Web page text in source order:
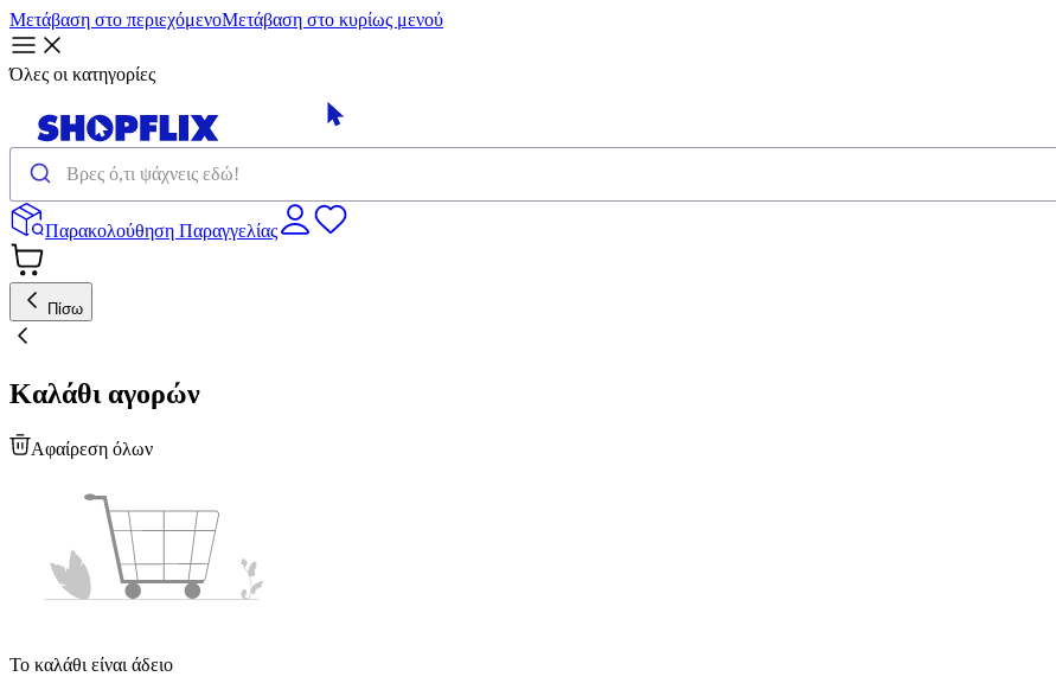
Μετάβαση στο περιεχόμενοΜετάβαση στο κυρίως μενού
Όλες οι κατηγορίες
Παρακολούθηση Παραγγελίας
Πίσω
Καλάθι αγορών
Αφαίρεση όλων
Το καλάθι είναι άδειο